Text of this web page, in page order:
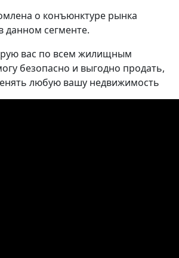
о конъюнктуре рынка
данном сегменте.
вас по всем жилищным
безопасно и выгодно продать,
любую вашу недвижимость